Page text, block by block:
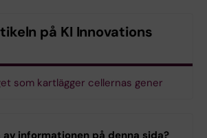
på KI Innovations
som kartlägger cellernas gener